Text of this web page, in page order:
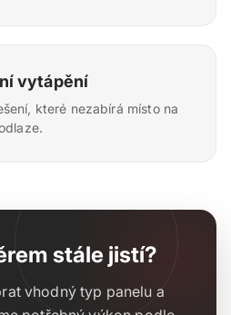
vytápění
které nezabírá místo na
stále jistí?
vhodný typ panelu a